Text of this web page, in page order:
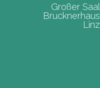
Großer Saal
Brucknerhaus
Linz